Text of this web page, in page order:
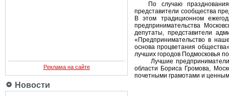
Реклама на сайте
Новости
По случаю празднования
представители сообщества
В этом традиционном
предпринимательства
депутаты, представители
«Предпринимательство в
основа процветания
лучших городов Подмосковья
Лучшие предприниматели и
области Бориса Громова,
почетными грамотами и